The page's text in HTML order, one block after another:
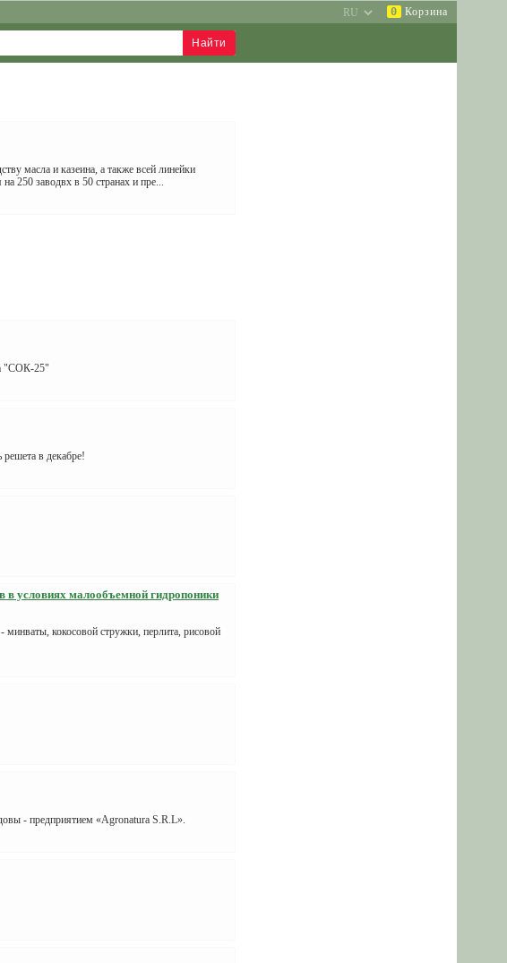
0 Корзина
масла и казеина, а также всей линейки
250 заводвх в 50 странах и пре...
"СОК-25"
в декабре!
в условиях малообъемной гидропоники
минваты, кокосовой стружки, перлита, рисовой
- предприятием «Agronatura S.R.L».